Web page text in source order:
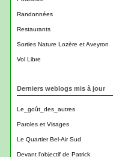
Randonnées
Restaurants
Sorties Nature Lozère et Aveyron
Vol Libre
Derniers weblogs mis à jour
Le_goût_des_autres
Paroles et Visages
Le Quartier Bel-Air Sud
Devant l'objectif de Patrick